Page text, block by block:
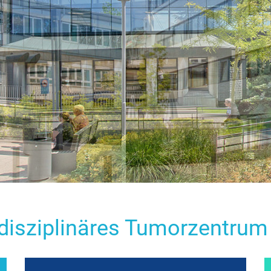
Tumorzentrum